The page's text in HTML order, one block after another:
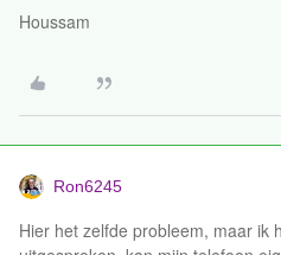
Houssam
Ron6245
Hier het zelfde probleem, maar ik